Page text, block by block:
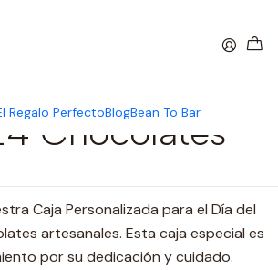
Regalo PerfectoBlogBean To Bar
Chocolates
Caja Personalizada para el Día del
artesanales. Esta caja especial es
por su dedicación y cuidado.